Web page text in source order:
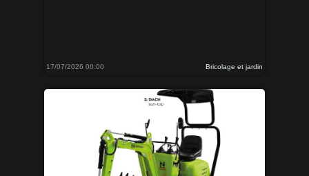
17/07/2026 00:00 Bricolage et jardin